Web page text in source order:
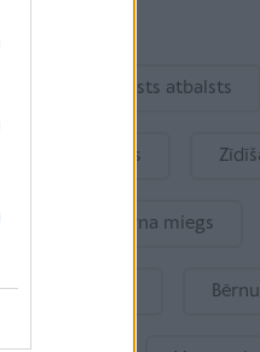
Valsts atbalsts
šodien atpūsties
Bērna miegs
intelekts